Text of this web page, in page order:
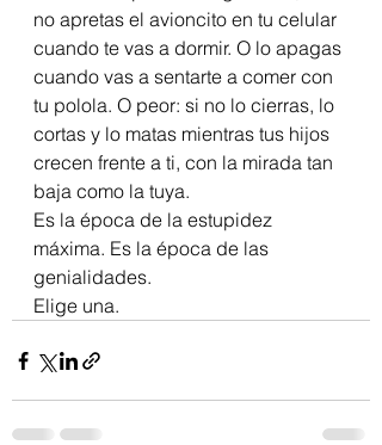
no apretas el avioncito en tu celular
cuando te vas a dormir. O lo apagas
cuando vas a sentarte a comer con
tu polola. O peor: si no lo cierras, lo
cortas y lo matas mientras tus hijos
crecen frente a ti, con la mirada tan
baja como la tuya.
Es la época de la estupidez
máxima. Es la época de las
genialidades.
Elige una.